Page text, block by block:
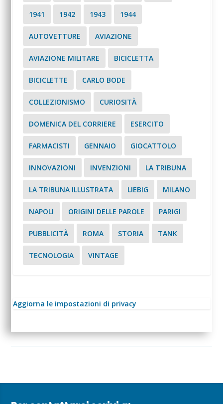
1941 1942 1943 1944
AUTOVETTURE AVIAZIONE
AVIAZIONE MILITARE BICICLETTA
BICICLETTE CARLO BODE
COLLEZIONISMO CURIOSITÀ
DOMENICA DEL CORRIERE ESERCITO
FARMACISTI GENNAIO GIOCATTOLO
INNOVAZIONI INVENZIONI LA TRIBUNA
LA TRIBUNA ILLUSTRATA LIEBIG MILANO
NAPOLI ORIGINI DELLE PAROLE PARIGI
PUBBLICITÀ ROMA STORIA TANK
TECNOLOGIA VINTAGE
Aggiorna le impostazioni di privacy